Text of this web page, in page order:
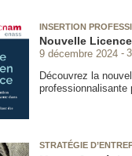
INSERTION
Nouvelle
9 décembre 2024
Découvrez la
professionnalisante
STRATÉGIE